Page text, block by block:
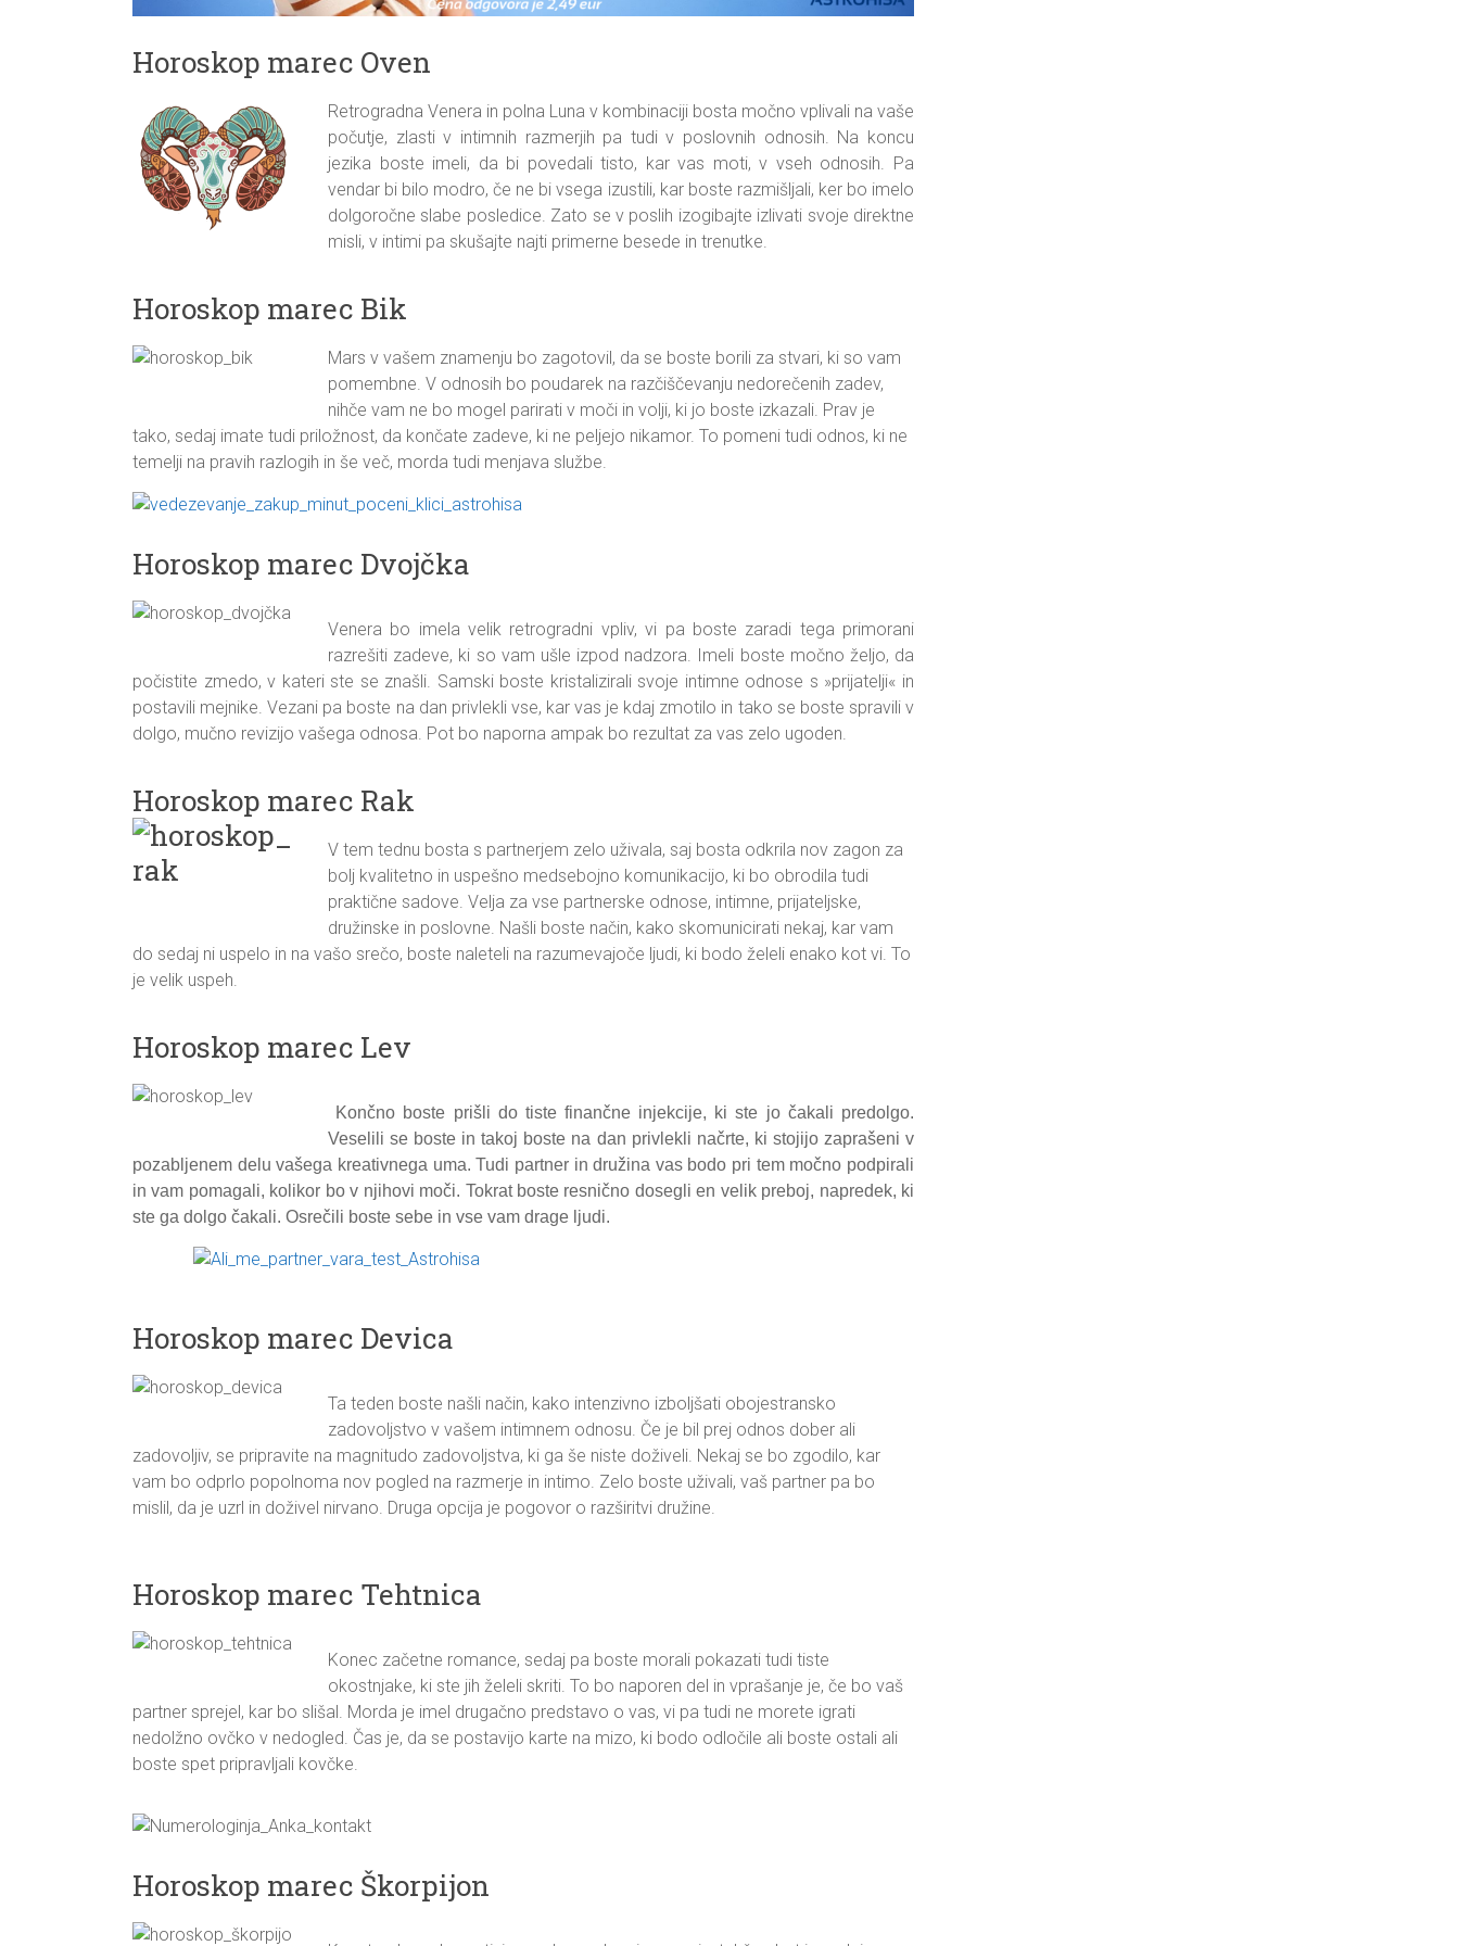
Horoskop marec Oven
Retrogradna Venera in polna Luna v kombinaciji bosta močno vplivali na vaše
počutje, zlasti v intimnih razmerjih pa tudi v poslovnih odnosih. Na koncu
jezika boste imeli, da bi povedali tisto, kar vas moti, v vseh odnosih. Pa
vendar bi bilo modro, če ne bi vsega izustili, kar boste razmišljali, ker bo imelo
dolgoročne slabe posledice. Zato se v poslih izogibajte izlivati svoje direktne
misli, v intimi pa skušajte najti primerne besede in trenutke.
Horoskop marec Bik
Mars v vašem znamenju bo zagotovil, da se boste borili za stvari, ki so vam
pomembne. V odnosih bo poudarek na razčiščevanju nedorečenih zadev,
nihče vam ne bo mogel parirati v moči in volji, ki jo boste izkazali. Prav je
tako, sedaj imate tudi priložnost, da končate zadeve, ki ne peljejo nikamor. To pomeni tudi odnos, ki ne
temelji na pravih razlogih in še več, morda tudi menjava službe.
Horoskop marec Dvojčka
Venera bo imela velik retrogradni vpliv, vi pa boste zaradi tega primorani
razrešiti zadeve, ki so vam ušle izpod nadzora. Imeli boste močno željo, da
počistite zmedo, v kateri ste se znašli. Samski boste kristalizirali svoje intimne odnose s »prijatelji« in
postavili mejnike. Vezani pa boste na dan privlekli vse, kar vas je kdaj zmotilo in tako se boste spravili v
dolgo, mučno revizijo vašega odnosa. Pot bo naporna ampak bo rezultat za vas zelo ugoden.
Horoskop marec Rak
V tem tednu bosta s partnerjem zelo uživala, saj bosta odkrila nov zagon za
bolj kvalitetno in uspešno medsebojno komunikacijo, ki bo obrodila tudi
praktične sadove. Velja za vse partnerske odnose, intimne, prijateljske,
družinske in poslovne. Našli boste način, kako skomunicirati nekaj, kar vam
do sedaj ni uspelo in na vašo srečo, boste naleteli na razumevajoče ljudi, ki bodo želeli enako kot vi. To
je velik uspeh.
Horoskop marec Lev
Končno boste prišli do tiste finančne injekcije, ki ste jo čakali predolgo.
Veselili se boste in takoj boste na dan privlekli načrte, ki stojijo zaprašeni v
pozabljenem delu vašega kreativnega uma. Tudi partner in družina vas bodo pri tem močno podpirali
in vam pomagali, kolikor bo v njihovi moči. Tokrat boste resnično dosegli en velik preboj, napredek, ki
ste ga dolgo čakali. Osrečili boste sebe in vse vam drage ljudi.
Horoskop marec Devica
Ta teden boste našli način, kako intenzivno izboljšati obojestransko
zadovoljstvo v vašem intimnem odnosu. Če je bil prej odnos dober ali
zadovoljiv, se pripravite na magnitudo zadovoljstva, ki ga še niste doživeli. Nekaj se bo zgodilo, kar
vam bo odprlo popolnoma nov pogled na razmerje in intimo. Zelo boste uživali, vaš partner pa bo
mislil, da je uzrl in doživel nirvano. Druga opcija je pogovor o razširitvi družine.
Horoskop marec Tehtnica
Konec začetne romance, sedaj pa boste morali pokazati tudi tiste
okostnjake, ki ste jih želeli skriti. To bo naporen del in vprašanje je, če bo vaš
partner sprejel, kar bo slišal. Morda je imel drugačno predstavo o vas, vi pa tudi ne morete igrati
nedolžno ovčko v nedogled. Čas je, da se postavijo karte na mizo, ki bodo odločile ali boste ostali ali
boste spet pripravljali kovčke.
Horoskop marec Škorpijon